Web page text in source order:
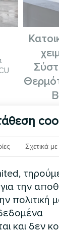
Η
Σχετικά
την
πολιτική
και δεν